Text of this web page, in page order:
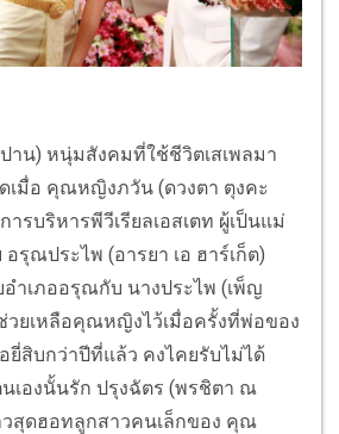
าน) หนุ่มสังคมที่ใช้ชีวิตเสเพลมา
เมื่อ คุณหญิงภวัน (ดวงตา ตุงคะ
รบริหารพีวีเรียลเอสเตท ผู้เป็นแม่
รุณประไพ (อารยา เอ ฮาร์เก็ต)
ำเภออรุณกับ นางประไพ (เพ็ญ
วยเหลือคุณหญิงไว้เมื่อครั้งที่พ่อของ
ยี่สิบกว่าปีที่แล้ว คงไคยรับไม่ได้
นเองนั้นรัก ปรุงฉัตร (พรชิตา ณ
วสุดฮอทลูกสาวคนเล็กของ คุณ